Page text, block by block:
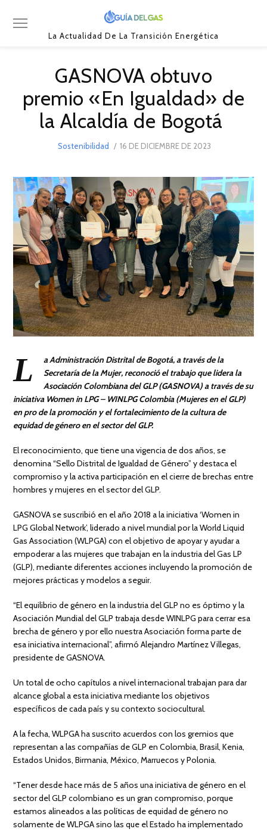
La Actualidad De La Transición Energética
GASNOVA obtuvo
premio «En Igualdad» de
la Alcaldía de Bogotá
Sostenibilidad
POSTED
16 DE DICIEMBRE DE 2023
DE
2023
L
a Administración Distrital de Bogotá, a través de la
Secretaría de la Mujer, reconoció el trabajo que lidera la
Asociación Colombiana del GLP (GASNOVA) a través de su
iniciativa Women in LPG – WINLPG Colombia (Mujeres en el GLP)
en pro de la promoción y el fortalecimiento de la cultura de
equidad de género en el sector del GLP.
El reconocimiento, que tiene una vigencia de dos años, se
denomina “Sello Distrital de Igualdad de Género” y destaca el
compromiso y la activa participación en el cierre de brechas entre
hombres y mujeres en el sector del GLP.
GASNOVA se suscribió en el año 2018 a la iniciativa ‘Women in
LPG Global Network’, liderado a nivel mundial por la World Liquid
Gas Association (WLPGA) con el objetivo de apoyar y ayudar a
empoderar a las mujeres que trabajan en la industria del Gas LP
(GLP), mediante diferentes acciones incluyendo la promoción de
mejores prácticas y modelos a seguir.
“El equilibrio de género en la industria del GLP no es óptimo y la
Asociación Mundial del GLP trabaja desde WINLPG para cerrar esa
brecha de género y por ello nuestra Asociación forma parte de
esa iniciativa internacional”, afirmó Alejandro Martínez Villegas,
presidente de GASNOVA.
Un total de ocho capítulos a nivel internacional trabajan para dar
alcance global a esta iniciativa mediante los objetivos
específicos de cada país y su contexto sociocultural.
A la fecha, WLPGA ha suscrito acuerdos con los gremios que
representan a las compañías de GLP en Colombia, Brasil, Kenia,
Estados Unidos, Birmania, México, Marruecos y Polonia.
“Tener desde hace más de 5 años una iniciativa de género en el
sector del GLP colombiano es un gran compromiso, porque
estamos alineados a las políticas de equidad de género no
solamente de WLPGA sino las que el Estado ha implementado